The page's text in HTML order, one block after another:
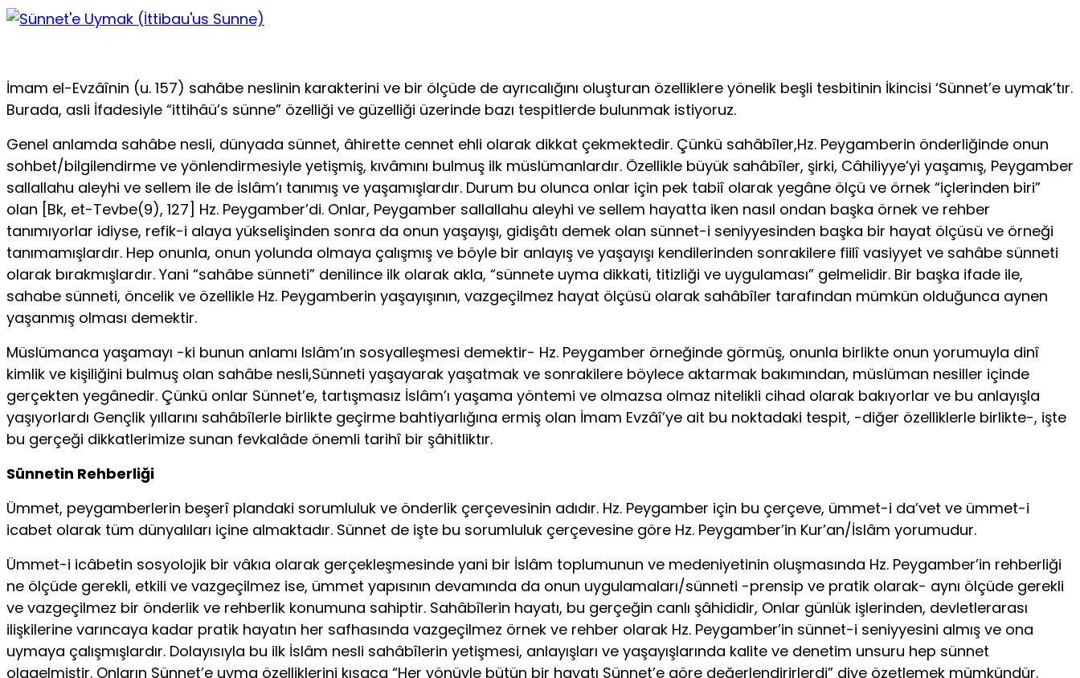
İmam el-Evzâînin (u. 157) sahâbe neslinin karakterini ve bir ölçüde de ayrıcalığını oluşturan özelliklere yönelik beşli tesbitinin İkincisi ‘Sünnet’e uymak’tır.
Burada, asli İfadesiyle “ittihâü’s sünne” özelliği ve güzelliği üzerinde bazı tespitlerde bulunmak istiyoruz.
Genel anlamda sahâbe nesli, dünyada sünnet, âhirette cennet ehli olarak dikkat çekmektedir. Çünkü sahâbîler,Hz. Peygamberin önderliğinde onun
sohbet/bilgilendirme ve yönlendirmesiyle yetişmiş, kıvâmını bulmuş ilk müslümanlardır. Özellikle büyük sahâbîler, şirki, Câhiliyye’yi yaşamış, Peygamber
sallallahu aleyhi ve sellem ile de İslâm’ı tanımış ve yaşamışlardır. Durum bu olunca onlar için pek tabiî olarak yegâne ölçü ve örnek “içlerinden biri”
olan [Bk, et-Tevbe(9), 127] Hz. Peygamber’di. Onlar, Peygamber sallallahu aleyhi ve sellem hayatta iken nasıl ondan başka örnek ve rehber
tanımıyorlar idiyse, refik-i alaya yükselişinden sonra da onun ya­şayışı, gidişâtı demek olan sünnet-i seniyyesinden başka bir hayat ölçüsü ve örneği
tanımamışlardır. Hep onunla, onun yolunda ol­maya çalışmış ve böyle bir anlayış ve yaşayışı kendilerinden son­rakilere fiilî vasiyyet ve sahâbe sünneti
olarak bırakmışlardır. Yani “sahâbe sünneti” denilince ilk olarak akla, “sünnete uyma dikkati, titizliği ve uygulaması” gelmelidir. Bir başka ifade ile,
sahabe sün­neti, öncelik ve özellikle Hz. Peygamberin yaşayışının, vazgeçilmez hayat ölçüsü olarak sahâbîler tarafından mümkün olduğunca ay­nen
yaşanmış olması demektir.
Müslümanca yaşamayı -ki bunun anlamı Islâm’ın sosyalleş­mesi demektir- Hz. Peygamber örneğinde görmüş, onunla birlikte onun yorumuyla dinî
kimlik ve kişiliğini bulmuş olan sahâbe nesli,Sünneti yaşayarak yaşatmak ve sonrakilere böylece aktarmak bakımından, müslüman nesiller içinde
gerçekten yegânedir. Çünkü onlar Sünnet’e, tartışmasız İslâm’ı yaşama yöntemi ve olmazsa olmaz nitelikli cihad olarak bakıyorlar ve bu anlayışla
yaşıyorlardı Gençlik yıllarını sahâbîlerle birlikte geçirme bahtiyarlığına ermiş olan İmam Evzâî’ye ait bu noktadaki tespit, -diğer özelliklerle birlikte-, işte
bu gerçeği dikkatlerimize sunan fevkalâde önemli tarihî bir şâhitliktır.
Sünnetin Rehberliği
Ümmet, peygamberlerin beşerî plandaki sorumluluk ve önder­lik çerçevesinin adıdır. Hz. Peygamber için bu çerçeve, ümmet-i da’vet ve ümmet-i
icabet olarak tüm dünyalıları içine almaktadır. Sünnet de işte bu sorumluluk çerçevesine göre Hz. Peygamber’in Kur’an/İslâm yorumudur.
Ümmet-i icâbetin sosyolojik bir vâkıa olarak gerçekleşmesin­de yani bir İslâm toplumunun ve medeniyetinin oluşmasında Hz. Peygamber’in rehberliği
ne ölçüde gerekli, etkili ve vazgeçilmez ise, ümmet yapısının devamında da onun uygulamaları/sünneti -pren­sip ve pratik olarak- aynı ölçüde gerekli
ve vazgeçilmez bir önderlik ve rehberlik konumuna sahiptir. Sahâbîlerin hayatı, bu gerçeğin canlı şâhididir, Onlar günlük işlerinden, devletlerarası
ilişkilerine varıncaya kadar pratik hayatın her safhasında vazgeçilmez örnek ve rehber olarak Hz. Peygamber’in sünnet-i seniyyesini almış ve ona
uymaya çalışmışlardır. Dolayısıyla bu ilk İslâm nesli sahâbîlerin yetişmesi, anlayışları ve yaşayışlarında kalite ve denetim unsuru hep sünnet
olagelmiştir. Onların Sünnet’e uyma özelliklerini kısaca “Her yönüyle bütün bir hayatı Sünnet’e göre değerlendirirlerdi” diye özetlemek mümkündür.